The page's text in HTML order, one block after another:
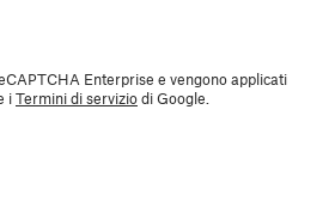
Enterprise e vengono applicati
iTermini di serviziodi Google.